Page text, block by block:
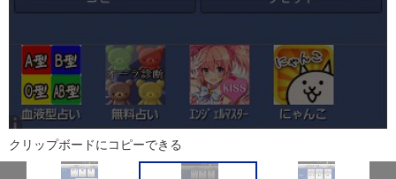
クリップボードにコピーできる